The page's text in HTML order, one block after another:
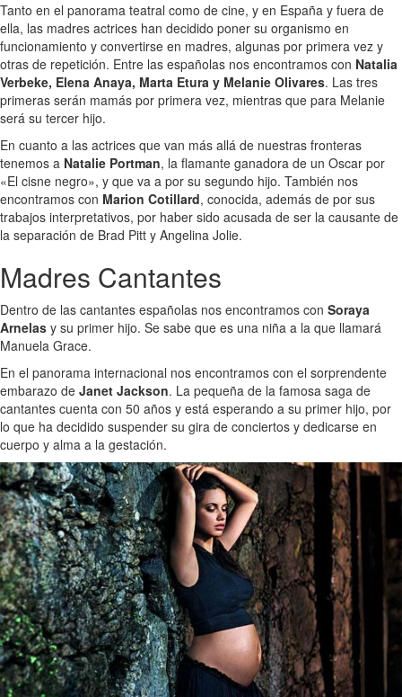
Tanto en el panorama teatral como de cine, y en España y fuera de
ella, las madres actrices han decidido poner su organismo en
funcionamiento y convertirse en madres, algunas por primera vez y
otras de repetición. Entre las españolas nos encontramos con Natalia
Verbeke, Elena Anaya, Marta Etura y Melanie Olivares. Las tres
primeras serán mamás por primera vez, mientras que para Melanie
será su tercer hijo.
En cuanto a las actrices que van más allá de nuestras fronteras
tenemos a Natalie Portman, la flamante ganadora de un Oscar por
«El cisne negro», y que va a por su segundo hijo. También nos
encontramos con Marion Cotillard, conocida, además de por sus
trabajos interpretativos, por haber sido acusada de ser la causante de
la separación de Brad Pitt y Angelina Jolie.
Madres Cantantes
Dentro de las cantantes españolas nos encontramos con Soraya
Arnelas y su primer hijo. Se sabe que es una niña a la que llamará
Manuela Grace.
En el panorama internacional nos encontramos con el sorprendente
embarazo de Janet Jackson. La pequeña de la famosa saga de
cantantes cuenta con 50 años y está esperando a su primer hijo, por
lo que ha decidido suspender su gira de conciertos y dedicarse en
cuerpo y alma a la gestación.